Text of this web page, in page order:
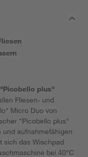
plus"
Fliesen- und
Micro Duo von
"Picobello plus"
aufnahmefähigen
sich das Wischpad
bei 40°C